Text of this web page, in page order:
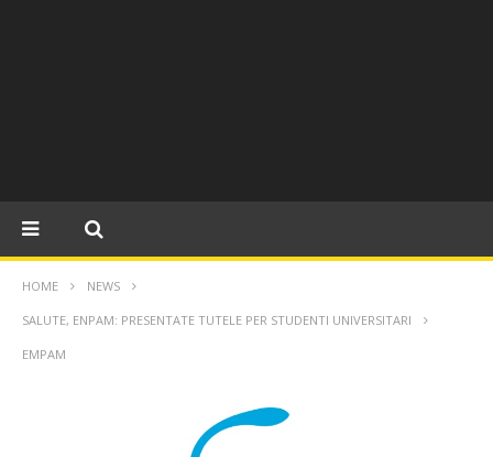
HOME NEWS
SALUTE, ENPAM: PRESENTATE TUTELE PER STUDENTI UNIVERSITARI
EMPAM